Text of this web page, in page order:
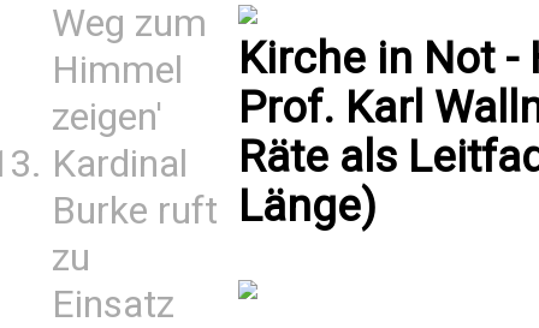
Weg zum
Himmel
zeigen'
Kardinal
Burke ruft
zu
Einsatz
Kirche in Not -
Prof. Karl
Räte als
Länge)